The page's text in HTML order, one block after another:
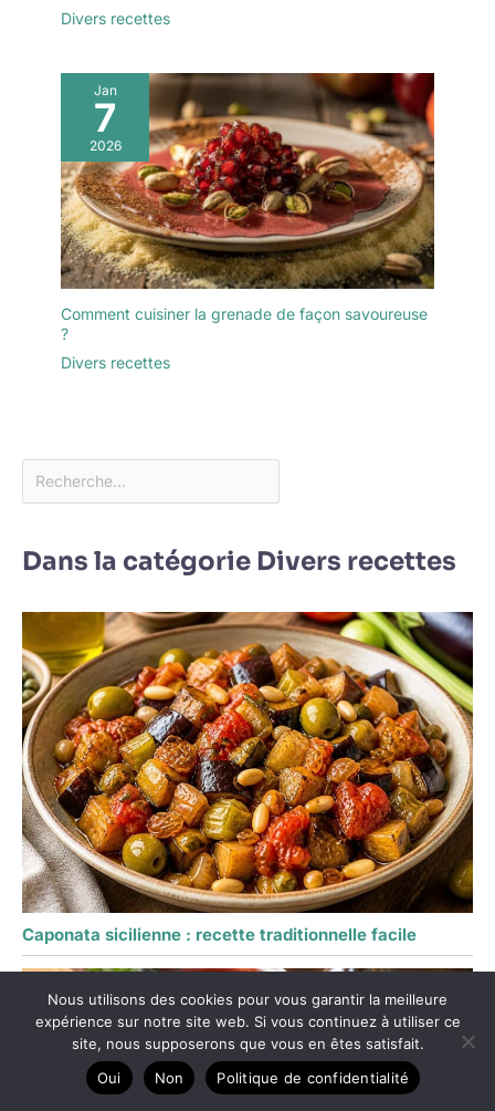
Divers recettes
Jan
7
2026
Comment cuisiner la grenade de façon savoureuse
?
Divers recettes
Dans la catégorie Divers recettes
Caponata sicilienne : recette traditionnelle facile
Nous utilisons des cookies pour vous garantir la meilleure
expérience sur notre site web. Si vous continuez à utiliser ce
site, nous supposerons que vous en êtes satisfait.
Oui
Non Politique de confidentialité